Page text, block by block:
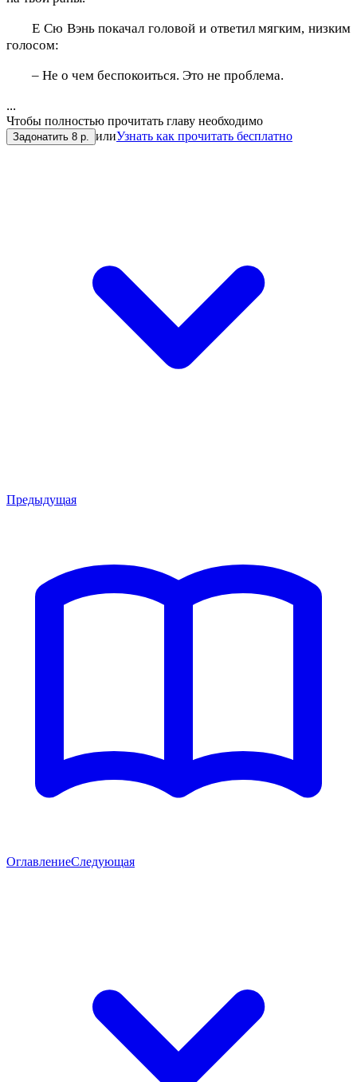
Е Сю Вэнь покачал головой и ответил мягким, низким
голосом:
– Не о чем беспокоиться. Это не проблема.
...
Чтобы полностью прочитать главу необходимо
Задонатить 8 р. илиУзнать как прочитать бесплатно
Предыдущая
ОглавлениеСледующая